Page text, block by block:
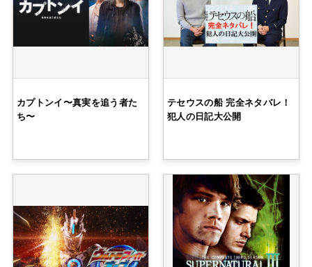
カプトンイ〜真実を追う者た
ち〜
テセウスの船 完全ネタバレ！
犯人の日記大公開